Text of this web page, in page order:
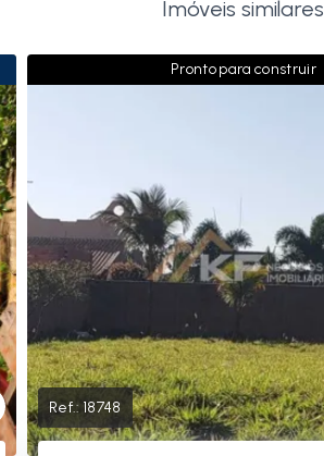
Imóveis similares
Pronto para construir
Ref.: 18748